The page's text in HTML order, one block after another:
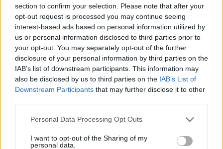
section to confirm your selection. Please note that after your
opt-out request is processed you may continue seeing
interest-based ads based on personal information utilized by
us or personal information disclosed to third parties prior to
your opt-out. You may separately opt-out of the further
disclosure of your personal information by third parties on the
IAB’s list of downstream participants. This information may
also be disclosed by us to third parties on the IAB’s List of
Downstream Participants that may further disclose it to other
Please note that this website/app uses one or more Google
not limited to your visit or usage behaviour. You may click to
Personal Data Processing Opt Outs
I want to opt-out of the Sharing of my
personal data.
single-player kalandja kapcsán.
SMASH by Meló-Diák: Homok, zene és a nyár legjobb
hangulata – Jön a második forduló! (X)
Július végén folytatódik a balatoni strandröplabda-
sorozat.
#frostbite